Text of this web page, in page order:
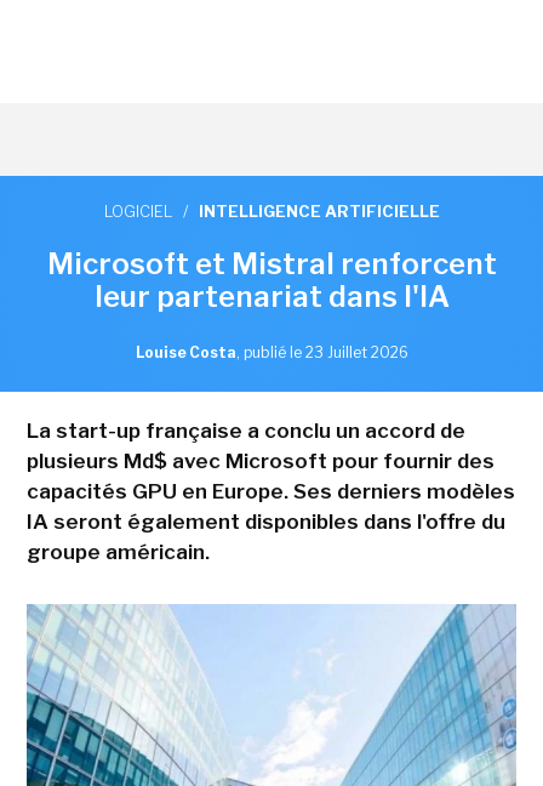
LOGICIEL / INTELLIGENCE ARTIFICIELLE
Microsoft et Mistral renforcent
leur partenariat dans l'IA
Louise Costa, publié le 23 Juillet 2026
La start-up française a conclu un accord de
plusieurs Md$ avec Microsoft pour fournir des
capacités GPU en Europe. Ses derniers modèles
IA seront également disponibles dans l'offre du
groupe américain.